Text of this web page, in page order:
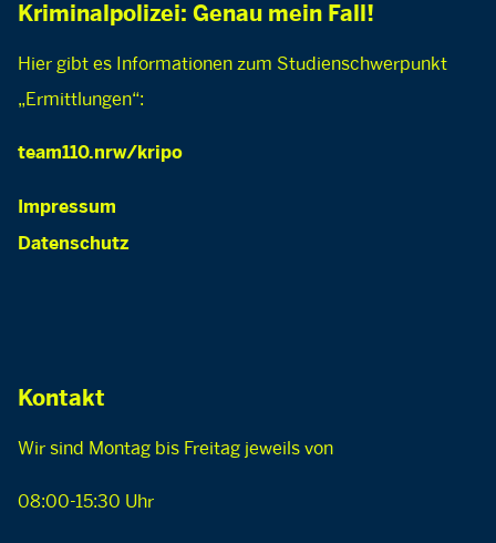
Kriminalpolizei: Genau mein Fall!
Hier gibt es Informationen zum Studienschwerpunkt
„Ermittlungen“:
team110.nrw/kripo
Impressum
Datenschutz
Kontakt
Wir sind Montag bis Freitag jeweils von
08:00-15:30 Uhr